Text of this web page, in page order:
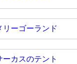
リーゴーランド
ーカスのテント